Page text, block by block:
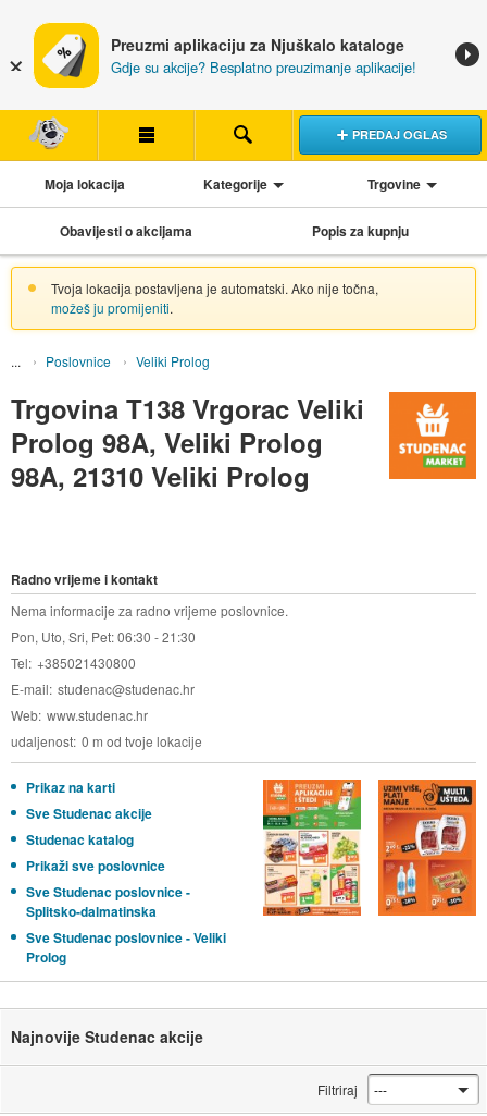
Preuzmi aplikaciju za Njuškalo kataloge
Gdje su akcije? Besplatno preuzimanje aplikacije!
PREDAJ OGLAS
Moja lokacija Kategorije Trgovine
Obavijesti o akcijama Popis za kupnju
Tvoja lokacija postavljena je automatski. Ako nije točna,
možeš ju promijeniti.
Poslovnice Veliki Prolog
Trgovina T138 Vrgorac Veliki
Prolog 98A, Veliki Prolog
98A, 21310 Veliki Prolog
Radno vrijeme i kontakt
Nema informacije za radno vrijeme poslovnice.
Pon, Uto, Sri, Pet: 06:30 - 21:30
Tel +385021430800
E-mail studenac@studenac.hr
Web www.studenac.hr
udaljenost 0 m od tvoje lokacije
Prikaz na karti
Sve Studenac akcije
Studenac katalog
Prikaži sve poslovnice
Sve Studenac poslovnice -
Splitsko-dalmatinska
Sve Studenac poslovnice - Veliki
Prolog
Najnovije Studenac akcije
Filtriraj